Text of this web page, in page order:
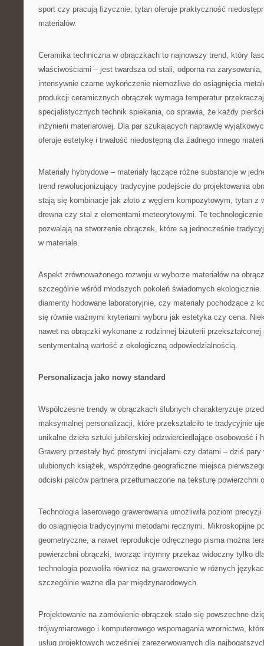
sport czy pracują fizycznie, tytan oferuje praktyczność
materiałów.
Ceramika techniczna w obrączkach to najnowszy trend, który
właściwościami – jest twardsza od stali, odporna na
intensywnie czarne wykończenie niemożliwe do osiągnięcia
produkcji ceramicznych obrączek wymaga temperatur
specjalistycznych technik spiekania, co sprawia, że każdy
inżynierii materiałowej. Dla par szukających naprawdę
oferuje estetykę i trwałość niedostępną dla żadnego innego
Materiały hybrydowe – materiały łączące różne substancje w
trend rewolucjonizujący tradycyjne podejście do projektowania
stają się kombinacje jak złoto z węglem kompozytowym, tytan z
drewna czy stal z elementami meteorytowymi. Te
pozwalają na stworzenie obrączek, które są jednocześnie
w materiale.
Aspekt zrównoważonego rozwoju w wyborze materiałów na
szczególnie wśród młodszych pokoleń świadomych
diamenty hodowane laboratoryjnie, czy materiały pochodzące z
się równie ważnymi kryteriami wyboru jak estetyka czy cena.
nawet na obrączki wykonane z rodzinnej biżuterii
sentymentalną wartość z ekologiczną odpowiedzialnością.
Personalizacja jako nowy standard
Współczesne trendy w obrączkach ślubnych charakteryzuje
maksymalnej personalizacji, które przekształciło te tradycyjnie
unikalne dzieła sztuki jubilerskiej odzwierciedlające osobowość i
Grawery przestały być prostymi inicjałami czy datami – dziś
ulubionych książek, współrzędne geograficzne miejsca
odciski palców partnera przetłumaczone na teksturę powierzchni
Technologia laserowego grawerowania umożliwiła poziom
do osiągnięcia tradycyjnymi metodami ręcznymi. Mikroskopijne
geometryczne, a nawet reprodukcje odręcznego pisma można
powierzchni obrączki, tworząc intymny przekaz widoczny tylko
technologia pozwoliła również na grawerowanie w różnych
szczególnie ważne dla par międzynarodowych.
Projektowanie na zamówienie obrączek stało się powszechne
trójwymiarowego i komputerowego wspomagania wzornictwa,
usług projektowych wcześniej zarezerwowanych dla